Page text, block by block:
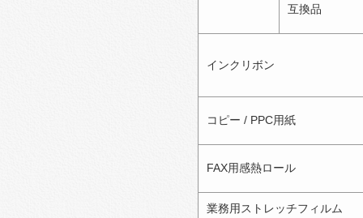
互換品
インクリボン
コピー / PPC用紙
FAX用感熱ロール
業務用ストレッチフィルム